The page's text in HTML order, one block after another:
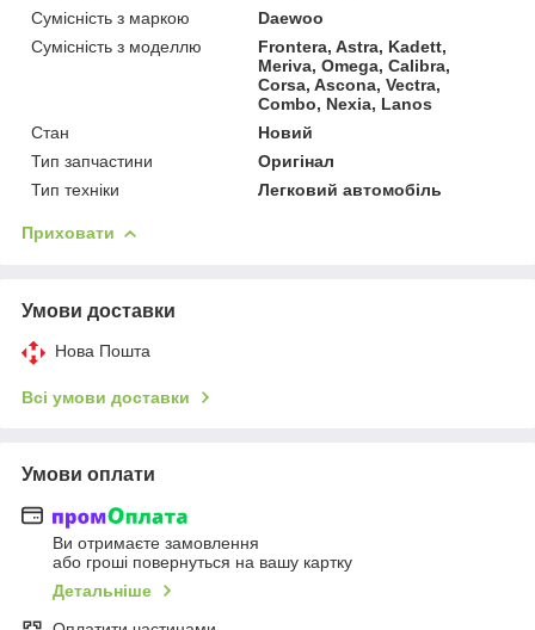
Сумісність з маркою
Daewoo
Сумісність з моделлю
Frontera, Astra, Kadett,
Meriva, Omega, Calibra,
Corsa, Ascona, Vectra,
Combo, Nexia, Lanos
Стан
Новий
Тип запчастини
Оригінал
Тип техніки
Легковий автомобіль
Приховати
Умови доставки
Нова Пошта
Всі умови доставки
Умови оплати
Ви отримаєте замовлення
або гроші повернуться на вашу картку
Детальніше